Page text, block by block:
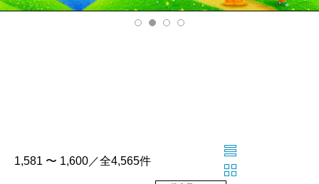
v
xt
1,581 〜 1,600／全4,565件